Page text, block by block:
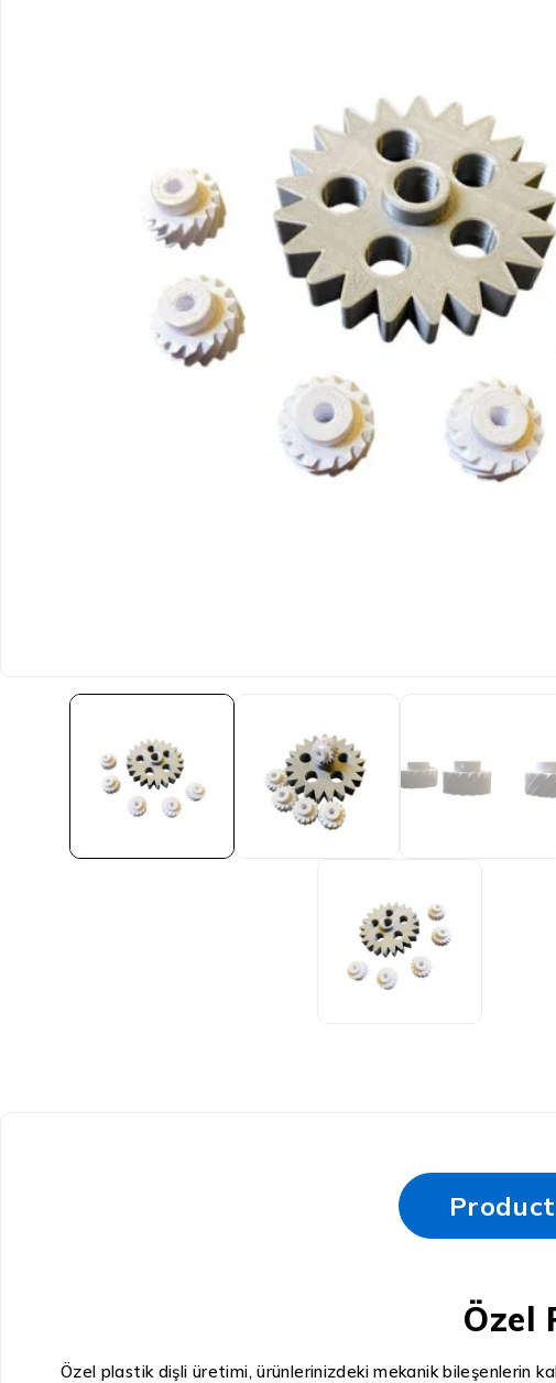
Özel
Özel plastik dişli üretimi, ürünlerinizdeki mekanik bileşenlerin